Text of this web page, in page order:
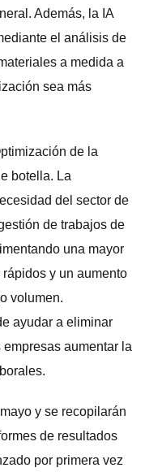
Además, la IA
el análisis de
a medida a
sea más
de la
botella. La
del sector de
de trabajos de
una mayor
y un aumento
volumen.
ayudar a eliminar
aumentar la
y se recopilarán
de resultados
por primera vez